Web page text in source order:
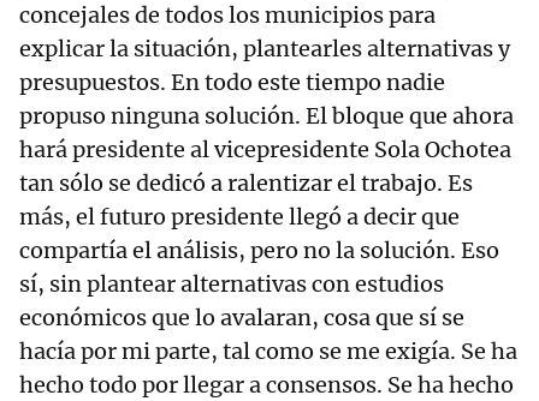
concejales de todos los municipios para
explicar la situación, plantearles alternativas y
presupuestos. En todo este tiempo nadie
propuso ninguna solución. El bloque que ahora
hará presidente al vicepresidente Sola Ochotea
tan sólo se dedicó a ralentizar el trabajo. Es
más, el futuro presidente llegó a decir que
compartía el análisis, pero no la solución. Eso
sí, sin plantear alternativas con estudios
económicos que lo avalaran, cosa que sí se
hacía por mi parte, tal como se me exigía. Se ha
hecho todo por llegar a consensos. Se ha hecho